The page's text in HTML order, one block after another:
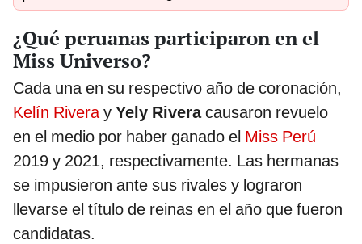
¿Qué peruanas participaron en el
Miss Universo?
Cada una en su respectivo año de coronación,
Kelín Rivera y Yely Riveracausaron revuelo
en el medio por haber ganado el Miss Perú
2019 y 2021, respectivamente. Las hermanas
se impusieron ante sus rivales y lograron
llevarse el título de reinas en el año que fueron
candidatas.